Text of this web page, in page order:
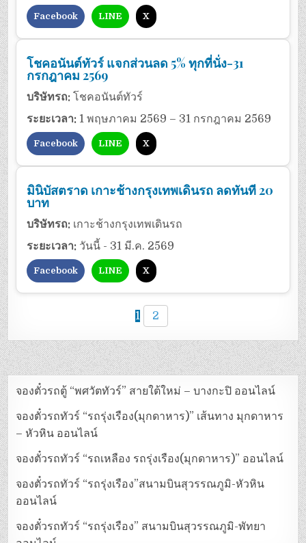
Facebook LINE X
โชคอนันต์ทัวร์ แจกส่วนลด 5% ทุกที่นั่ง-31
กรกฎาคม 2569
บริษัทรถ: โชคอนันต์ทัวร์
ระยะเวลา: 1 พฤษภาคม 2569 – 31 กรกฎาคม 2569
Facebook LINE X
มินิบัสตราด เกาะช้างกรุงเทพเดินรถ ลดทันที 20
บาท
บริษัทรถ: เกาะช้างกรุงเทพเดินรถ
ระยะเวลา: วันนี้ - 31 มี.ค. 2569
Facebook LINE X
1 2
จองตั๋วรถตู้ “พศวัตทัวร์” สายใต้ใหม่ – บางกะปิ ออนไลน์
จองตั๋วรถทัวร์ “รถรุ่งเรือง(มุกดาหาร)” เส้นทาง มุกดาหาร
– หัวหิน ออนไลน์
จองตั๋วรถทัวร์ “รถเหลือง รถรุ่งเรือง(มุกดาหาร)” ออนไลน์
จองตั๋วรถทัวร์ “รถรุ่งเรือง”สนามบินสุวรรณภูมิ-หัวหิน
ออนไลน์
จองตั๋วรถทัวร์ “รถรุ่งเรือง” สนามบินสุวรรณภูมิ-พัทยา